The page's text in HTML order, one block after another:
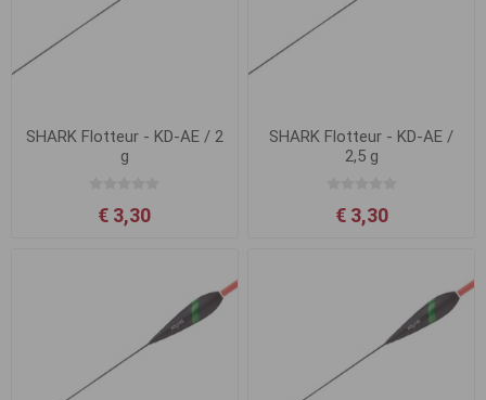
SHARK Flotteur - KD-AE / 2
g
€ 3,30
SHARK Flotteur - KD-AE /
2,5 g
€ 3,30